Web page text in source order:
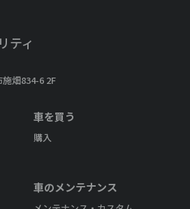
ティ
畑834-6 2F
車を買う
購入
車のメンテナンス